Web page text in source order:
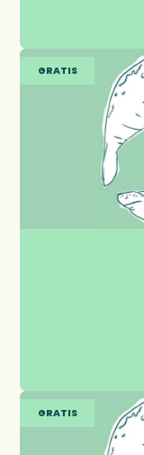
GRATIS
GRATIS